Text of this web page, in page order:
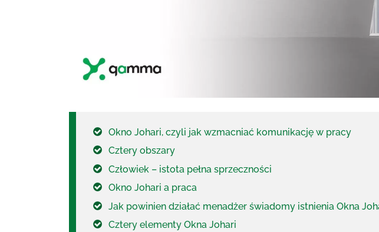
Okno Johari, czyli jak wzmacniać komunikację w pracy
Cztery obszary
Człowiek – istota pełna sprzeczności
Okno Johari a praca
Jak powinien działać menadżer świadomy istnienia Okna
Cztery elementy Okna Johari